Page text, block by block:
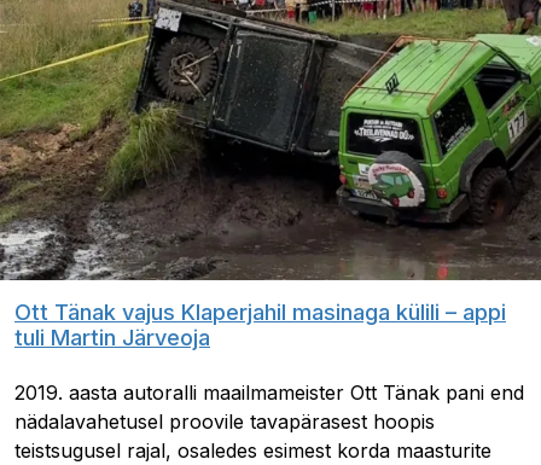
Ott Tänak vajus Klaperjahil masinaga külili – appi
tuli Martin Järveoja
2019. aasta autoralli maailmameister Ott Tänak pani end
nädalavahetusel proovile tavapärasest hoopis
teistsugusel rajal, osaledes esimest korda maasturite